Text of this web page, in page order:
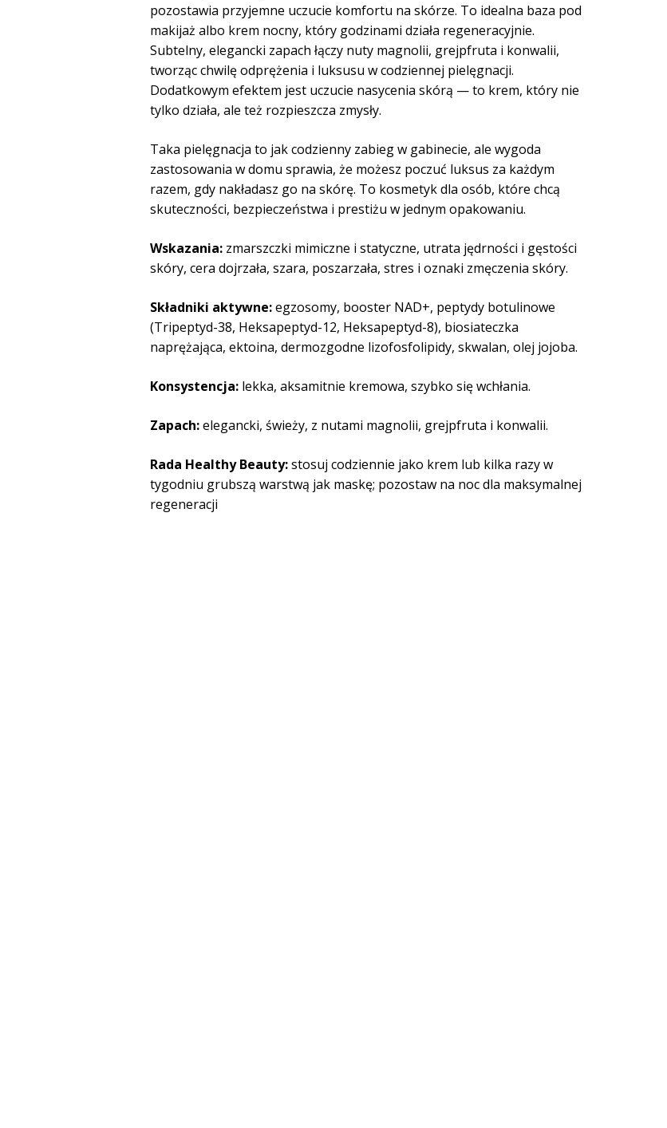
pozostawia przyjemne uczucie komfortu na skórze. To idealna baza pod
makijaż albo krem nocny, który godzinami działa regeneracyjnie.
Subtelny, elegancki zapach łączy nuty magnolii, grejpfruta i konwalii,
tworząc chwilę odprężenia i luksusu w codziennej pielęgnacji.
Dodatkowym efektem jest uczucie nasycenia skórą — to krem, który nie
tylko działa, ale też rozpieszcza zmysły.
Taka pielęgnacja to jak codzienny zabieg w gabinecie, ale wygoda
zastosowania w domu sprawia, że możesz poczuć luksus za każdym
razem, gdy nakładasz go na skórę. To kosmetyk dla osób, które chcą
skuteczności, bezpieczeństwa i prestiżu w jednym opakowaniu.
Wskazania: zmarszczki mimiczne i statyczne, utrata jędrności i gęstości
skóry, cera dojrzała, szara, poszarzała, stres i oznaki zmęczenia skóry.
Składniki aktywne:egzosomy, booster NAD+, peptydy botulinowe
(Tripeptyd-38, Heksapeptyd-12, Heksapeptyd-8), biosiateczka
naprężająca, ektoina, dermozgodne lizofosfolipidy, skwalan, olej jojoba.
Konsystencja: lekka, aksamitnie kremowa, szybko się wchłania.
Zapach:elegancki, świeży, z nutami magnolii, grejpfruta i konwalii.
Rada Healthy Beauty:stosuj codziennie jako krem lub kilka razy w
tygodniu grubszą warstwą jak maskę; pozostaw na noc dla maksymalnej
regeneracji